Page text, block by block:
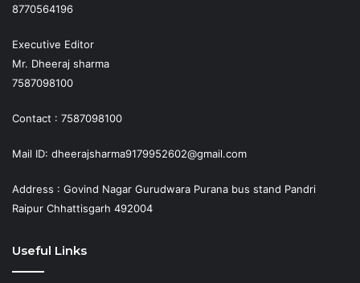
8770564196
Executive Editor
Mr. Dheeraj sharma
7587098100
Contact : 7587098100
Mail ID: dheerajsharma9179952602@gmail.com
Address : Govind Nagar Gurudwara Purana bus stand Pandri
Raipur Chhattisgarh 492004
Useful Links